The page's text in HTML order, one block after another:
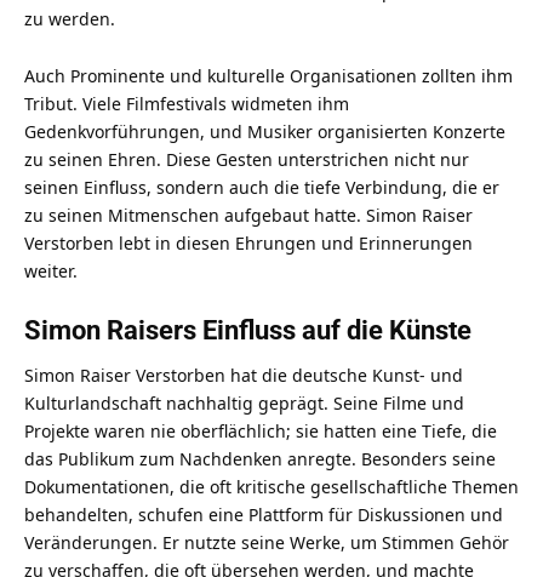
zu werden.
Auch Prominente und kulturelle Organisationen zollten ihm
Tribut. Viele Filmfestivals widmeten ihm
Gedenkvorführungen, und Musiker organisierten Konzerte
zu seinen Ehren. Diese Gesten unterstrichen nicht nur
seinen Einfluss, sondern auch die tiefe Verbindung, die er
zu seinen Mitmenschen aufgebaut hatte. Simon Raiser
Verstorben lebt in diesen Ehrungen und Erinnerungen
weiter.
Simon Raisers Einfluss auf die Künste
Simon Raiser Verstorben hat die deutsche Kunst- und
Kulturlandschaft nachhaltig geprägt. Seine Filme und
Projekte waren nie oberflächlich; sie hatten eine Tiefe, die
das Publikum zum Nachdenken anregte. Besonders seine
Dokumentationen, die oft kritische gesellschaftliche Themen
behandelten, schufen eine Plattform für Diskussionen und
Veränderungen. Er nutzte seine Werke, um Stimmen Gehör
zu verschaffen, die oft übersehen werden, und machte